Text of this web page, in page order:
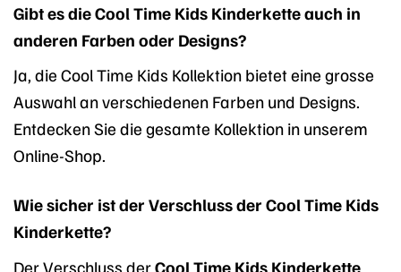
Gibt es die Cool Time Kids Kinderkette auch in
anderen Farben oder Designs?
Ja, die Cool Time Kids Kollektion bietet eine grosse
Auswahl an verschiedenen Farben und Designs.
Entdecken Sie die gesamte Kollektion in unserem
Online-Shop.
Wie sicher ist der Verschluss der Cool Time Kids
Kinderkette?
Der Verschluss derCool Time Kids Kinderkette